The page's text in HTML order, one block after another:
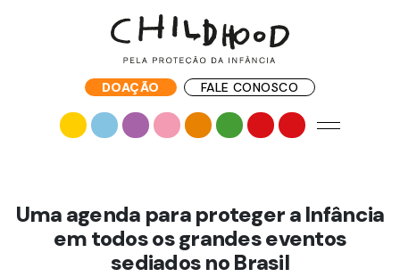
DOAÇÃO FALE CONOSCO
Uma agenda para proteger a Infância
em todos os grandes eventos
sediados no Brasil